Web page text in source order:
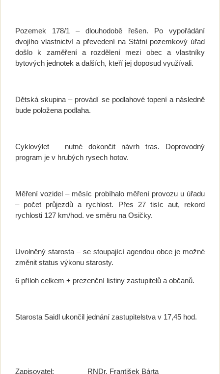
Pozemek 178/1 – dlouhodobě řešen. Po vypořádání
dvojího vlastnictví a převedení na Státní pozemkový úřad
došlo k zaměření a rozdělení mezi obec a vlastníky
bytových jednotek a dalších, kteří jej doposud využívali.
Dětská skupina – provádí se podlahové topení a následně
bude položena podlaha.
Cyklovýlet – nutné dokončit návrh tras. Doprovodný
program je v hrubých rysech hotov.
Měření vozidel – měsíc probíhalo měření provozu u úřadu
– počet průjezdů a rychlost. Přes 27 tisíc aut, rekord
rychlosti 127 km/hod. ve směru na Osičky.
Uvolněný starosta – se stoupající agendou obce je možné
změnit status výkonu starosty.
6 příloh celkem + prezenční listiny zastupitelů a občanů.
Starosta Saidl ukončil jednání zastupitelstva v 17,45 hod.
Zapisovatel: RNDr. František Bárta